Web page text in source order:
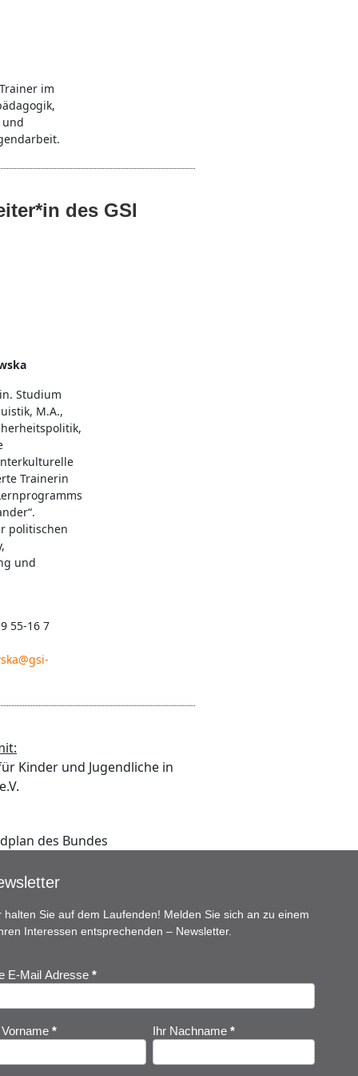
im
des GSI
Studium
M.A.,
Trainerin
politischen
und
55-16 7
Kinder und Jugendliche in
des Bundes
halten Sie auf dem Laufenden! Melden Sie sich an zu einem
Interessen entsprechenden – Newsletter.
E-Mail Adresse *
* Ihr Nachname*